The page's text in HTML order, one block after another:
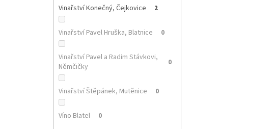
Vinařství Konečný, Čejkovice 2
Vinařství Pavel Hruška, Blatnice 0
Vinařství Pavel a Radim Stávkovi,
Němčičky
0
Vinařství Štěpánek, Mutěnice 0
Víno Blatel 0